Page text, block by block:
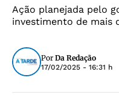
Ação planejada pelo
investimento de mais
Por Da Redação
17/02/2025 - 16:31 h